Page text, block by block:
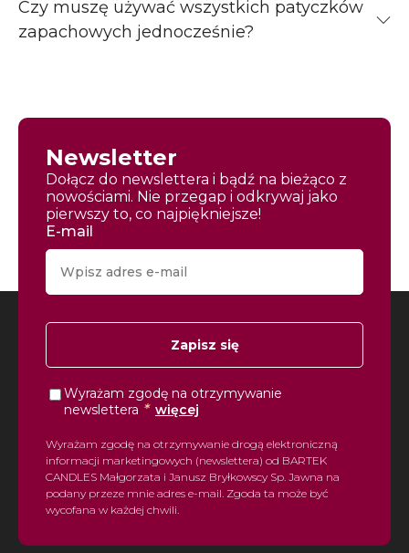
Czy muszę używać wszystkich patyczków
zapachowych jednocześnie?
Newsletter
Dołącz do newslettera i bądź na bieżąco z
nowościami. Nie przegap i odkrywaj jako
pierwszy to, co najpiękniejsze!
E-mail
Zapisz się
Wyrażam zgodę na otrzymywanie
newslettera * więcej
Wyrażam zgodę na otrzymywanie drogą elektroniczną
informacji marketingowych (newslettera) od BARTEK
CANDLES Małgorzata i Janusz Bryłkowscy Sp. Jawna na
podany przeze mnie adres e-mail. Zgoda ta może być
wycofana w każdej chwili.